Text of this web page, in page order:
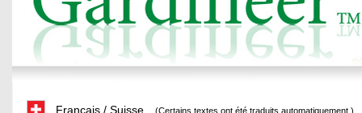
Français / Suisse (Certains textes ont été traduits automatiquement.)